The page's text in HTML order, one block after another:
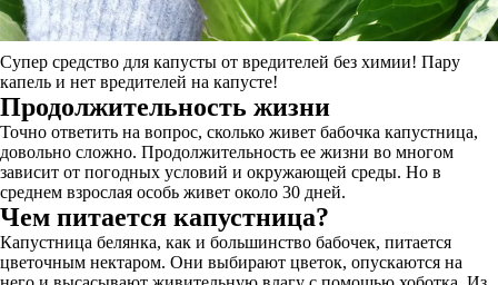
Супер средство для капусты от вредителей без химии! Пару
капель и нет вредителей на капусте!
Продолжительность жизни
Точно ответить на вопрос, сколько живет бабочка капустница,
довольно сложно. Продолжительность ее жизни во многом
зависит от погодных условий и окружающей среды. Но в
среднем взрослая особь живет около 30 дней.
Чем питается капустница?
Капустница белянка, как и большинство бабочек, питается
цветочным нектаром. Они выбирают цветок, опускаются на